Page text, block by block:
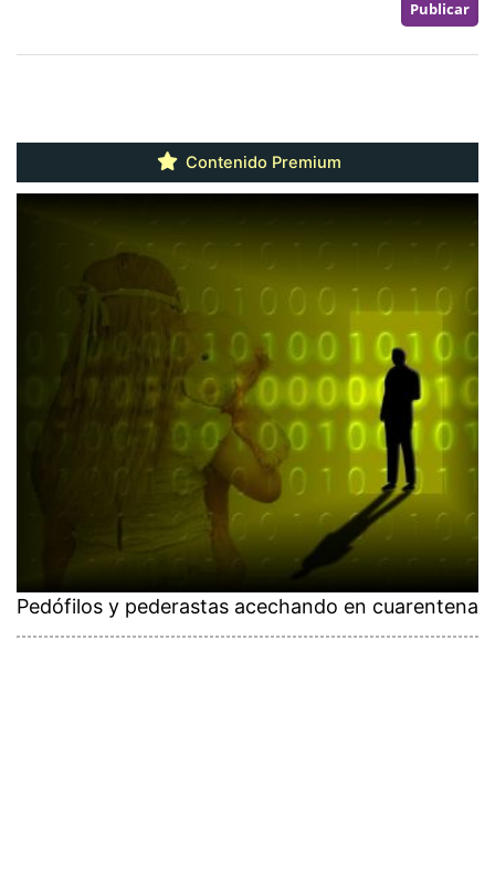
Contenido Premium
Pedófilos y pederastas acechando en cuarentena